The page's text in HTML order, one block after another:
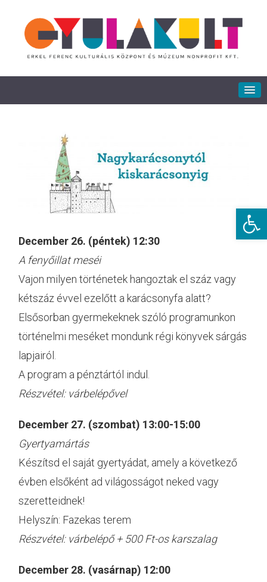
December 26. (péntek) 12:30
A fenyőillat meséi
Vajon milyen történetek hangoztak el száz vagy
kétszáz évvel ezelőtt a karácsonyfa alatt?
Elsősorban gyermekeknek szóló programunkon
történelmi meséket mondunk régi könyvek sárgás
lapjairól.
A program a pénztártól indul.
Részvétel: várbelépővel
December 27. (szombat) 13:00-15:00
Gyertyamártás
Készítsd el saját gyertyádat, amely a következő
évben elsőként ad világosságot neked vagy
szeretteidnek!
Helyszín: Fazekas terem
Részvétel: várbelépő + 500 Ft-os karszalag
December 28. (vasárnap) 12:00